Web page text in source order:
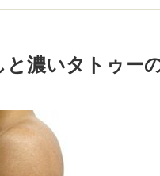
濃いタトゥー